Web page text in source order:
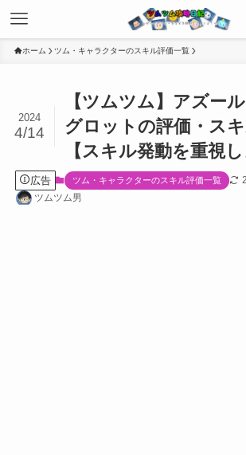
ホーム ツム・キャラクターのスキル評価一覧
【ツムツム】アズー
グロットの評価・ス
【スキル発動を重視し
2024
4/14
広告 ツム・キャラクターのスキル評価一覧
ツムツム男